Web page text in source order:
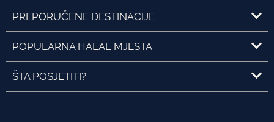
PREPORUČENE DESTINACIJE
POPULARNA HALAL MJESTA
ŠTA POSJETITI?